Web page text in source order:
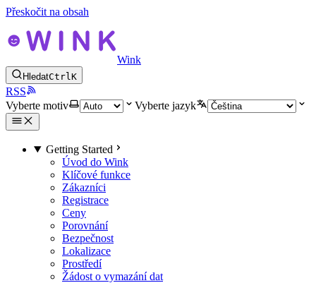
Přeskočit na obsah
Wink
HledatCtrlK
RSS
Vyberte motiv
Vyberte jazyk
Getting Started
Úvod do Wink
Klíčové funkce
Zákazníci
Registrace
Ceny
Porovnání
Bezpečnost
Lokalizace
Prostředí
Žádost o vymazání dat